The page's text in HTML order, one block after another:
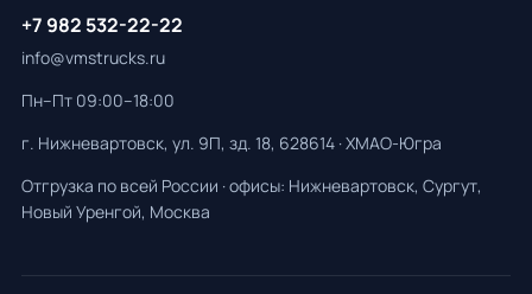
+7 982 532-22-22
info@vmstrucks.ru
Пн–Пт 09:00–18:00
г. Нижневартовск, ул. 9П, зд. 18, 628614 · ХМАО-Югра
Отгрузка по всей России · офисы: Нижневартовск, Сургут,
Новый Уренгой, Москва